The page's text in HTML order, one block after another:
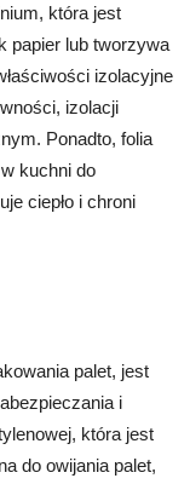
która jest
papier lub tworzywa
izolacyjne
izolacji
Ponadto, folia
kuchni do
ciepło i chroni
palet, jest
i
która jest
do owijania palet,